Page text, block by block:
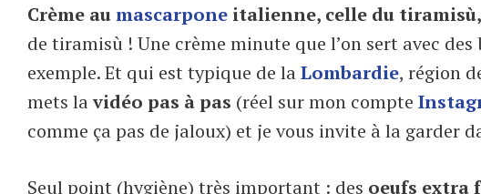
Crème aumascarpone italienne, celle du
de tiramisù ! Une crème minute que l’on sert avec
exemple. Et qui est typique de laLombardie, région
mets lavidéo pas à pas (réel sur mon compte
comme ça pas de jaloux) et je vous invite à la garder
Seul point (hygiène) très important : des oeufs extra